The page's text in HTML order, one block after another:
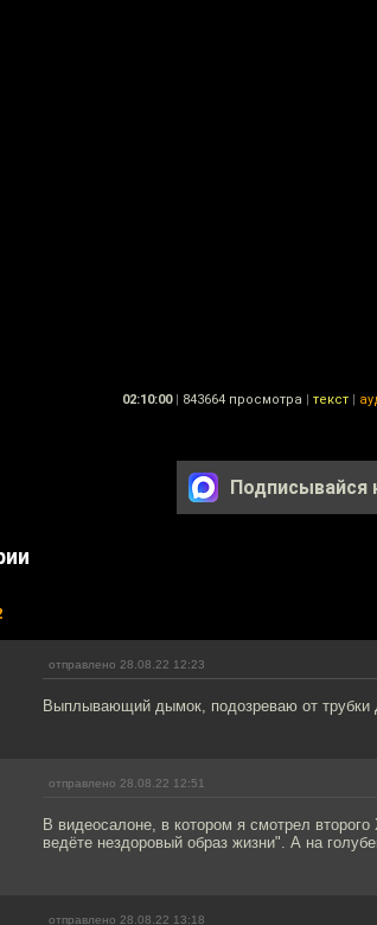
02:10:00 | 843664 просмотра | текст |
Подписывайся
отправлено 28.08.22 12:23
Выплывающий дымок, подозреваю от трубки
отправлено 28.08.22 12:51
В видеосалоне, в котором я смотрел
ведёте нездоровый образ жизни". А на
отправлено 28.08.22 13:18